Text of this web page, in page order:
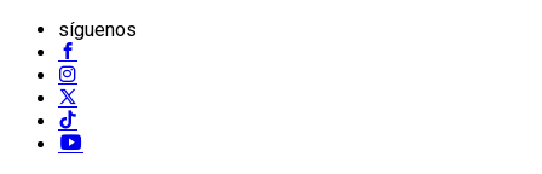
síguenos